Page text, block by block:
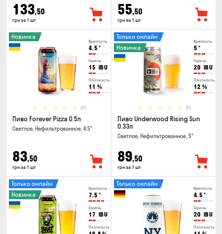
133,50
грн за 1 шт
55,50
грн за 1 шт
Крепость
4.5 °
Горечь
15 IBU
Плотность
11 %
(0)
Новинка
Пиво Forever Pizza 0.5л
Светлое, Нефильтрованное, 4.5°
83,50
грн за 1 шт
Крепость
5 °
Горечь
20 IBU
Плотность
12 %
(0)
Только онлайн
Новинка
Пиво Underwood Rising Sun
0.33л
Светлое, Нефильтрованное, 5°
89,50
грн за 1 шт
Крепость
7.5 °
Горечь
17 IBU
Плотность
Только онлайн
Новинка
Крепость
4.5 °
Горечь
20 IBU
Плотность
Только онлайн